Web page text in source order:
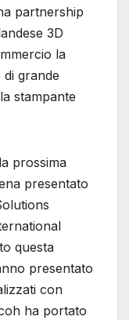
partnership
3D
la
grande
stampante
prossima
presentato
questa
presentato
con
ha portato